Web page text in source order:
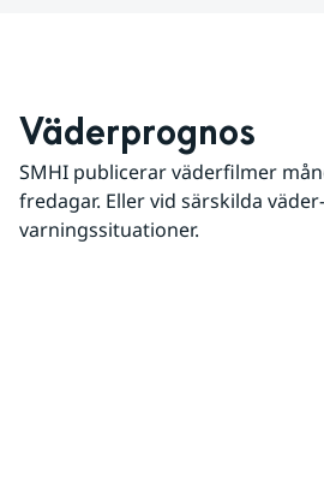
Väderprognos
SMHI publicerar väderfilmer
fredagar. Eller vid särskilda
varningssituationer.